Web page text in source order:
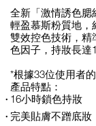
全新「激情誘色腮
輕盈慕斯粉質地，
雙效控色技術，精
色因子，持妝長達
*根據33位使用者
產品特點：
16小時鎖色持妝
完美貼膚不蹭底妝